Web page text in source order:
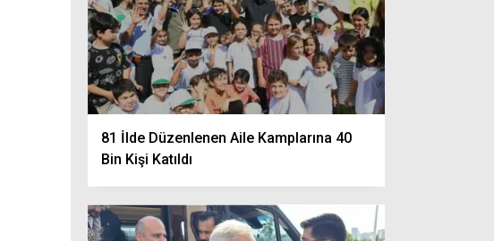
81 İlde Düzenlenen Aile Kamplarına 40
Bin Kişi Katıldı